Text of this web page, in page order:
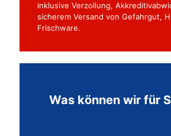
inklusive Verzollung,
sicherem Versand von Gefahrgut,
Frischware.
Was können wir für